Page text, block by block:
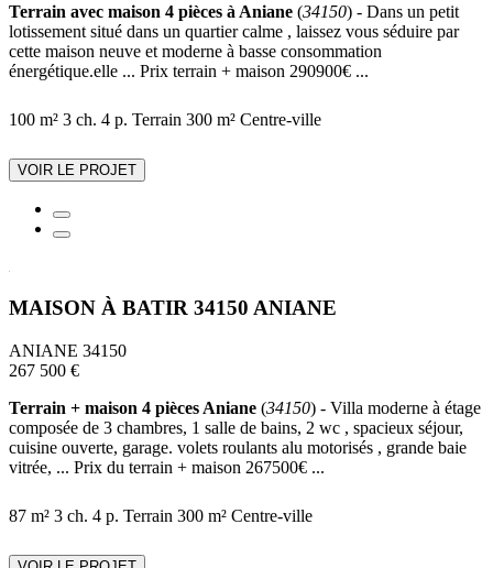
Terrain avec maison 4 pièces à Aniane (34150) - Dans un petit
lotissement situé dans un quartier calme , laissez vous séduire par
cette maison neuve et moderne à basse consommation
énergétique.elle ... Prix terrain + maison 290900€ ...
100 m² 3 ch. 4 p. Terrain 300 m² Centre-ville
VOIR LE PROJET
MAISON À BATIR 34150 ANIANE
ANIANE 34150
267 500 €
Terrain + maison 4 pièces Aniane (34150) - Villa moderne à étage
composée de 3 chambres, 1 salle de bains, 2 wc , spacieux séjour,
cuisine ouverte, garage. volets roulants alu motorisés , grande baie
vitrée, ... Prix du terrain + maison 267500€ ...
87 m² 3 ch. 4 p. Terrain 300 m² Centre-ville